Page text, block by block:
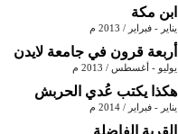
ابن مكة
يناير - فبراير / 2013 م
أربعة قرون في جامعة لايدن
يوليو - أغسطس / 2013 م
هكذا يكتب عُدي الحربش
يناير - فبراير / 2014 م
القرية الفاضلة